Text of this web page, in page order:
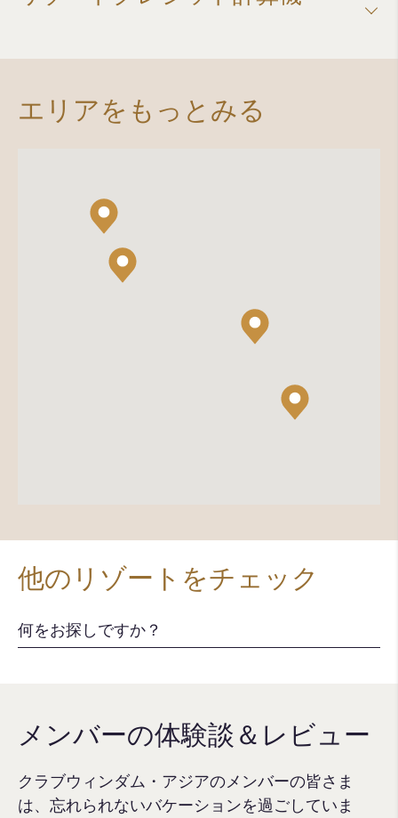
エリアをもっとみる
他のリゾートをチェック
メンバーの体験談＆レビュー
クラブウィンダム・アジアのメンバーの皆さま
は、忘れられないバケーションを過ごしていま